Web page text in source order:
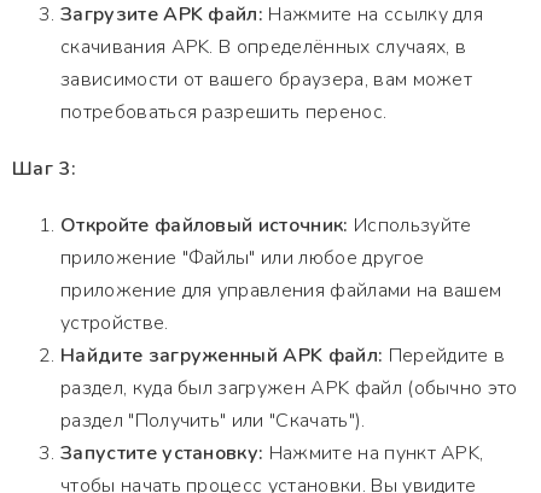
Загрузите APK файл: Нажмите на ссылку для
скачивания APK. В определённых случаях, в
зависимости от вашего браузера, вам может
потребоваться разрешить перенос.
Шаг 3:
Откройте файловый источник: Используйте
приложение "Файлы" или любое другое
приложение для управления файлами на вашем
устройстве.
Найдите загруженный APK файл: Перейдите в
раздел, куда был загружен APK файл (обычно это
раздел "Получить" или "Скачать").
Запустите установку: Нажмите на пункт APK,
чтобы начать процесс установки. Вы увидите